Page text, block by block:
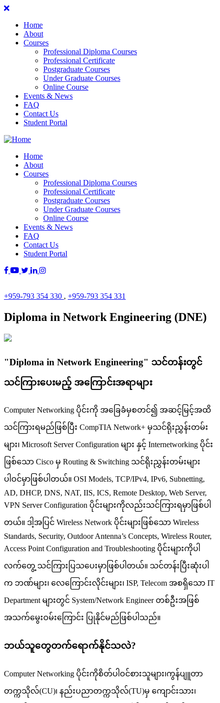
Home
About
Courses
Professional Diploma Courses
Professional Certificate
Postgraduate Courses
Under Graduate Courses
Online Course
Events & News
FAQ
Contact Us
Student Portal
Home
About
Courses
Professional Diploma Courses
Professional Certificate
Postgraduate Courses
Under Graduate Courses
Online Course
Events & News
FAQ
Contact Us
Student Portal
+959-793 354 330 , +959-793 354 331
Diploma in Network Engineering (DNE)
"Diploma in Network Engineering" သင်တန်းတွင်
သင်ကြားပေးမည့် အကြောင်းအရာများ
Computer Networking ပိုင်းကို အခြေခံမှစတင်၍ အဆင့်မြင့်အထိ
သင်ကြားရမည်ဖြစ်ပြီး CompTIA Network+ မှသင်ရိုးညွှန်းတမ်း
များ၊ Microsoft Server Configuration များ နှင့် Internetworking ပိုင်း
ဖြစ်သော Cisco မှ Routing & Switching သင်ရိုးညွှန်းတမ်းများ
ပါဝင်မှာဖြစ်ပါတယ်။ OSI Models, TCP/IPv4, IPv6, Subnetting,
AD, DHCP, DNS, NAT, IIS, ICS, Remote Desktop, Web Server,
VPN Server Configuration ပိုင်းများကိုလည်းသင်ကြားရမှာဖြစ်ပါ
တယ်။ ဒါ့အပြင် Wireless Network ပိုင်းများဖြစ်သော Wireless
Standards, Security, Outdoor Antenna’s Concepts, Wireless Router,
Access Point Configuration and Troubleshooting ပိုင်းများကိုပါ
လက်တွေ့ သင်ကြားပြသပေးမှာဖြစ်ပါတယ်။ သင်တန်းပြီးဆုံးပါ
က ဘဏ်များ၊ လေကြောင်းလိုင်းများ၊ ISP, Telecom အစရှိသော IT
Department များတွင် System/Network Engineer တစ်ဦးအဖြစ်
အသက်မွေးဝမ်းကြောင်း ပြုနိုင်မည်ဖြစ်ပါသည်။
ဘယ်သူတွေတက်ရောက်နိုင်သလဲ?
Computer Networking ပိုင်းကိုစိတ်ပါဝင်စားသူများ၊ကွန်ပျူတာ
တက္ကသိုလ်(CU)၊ နည်းပညာတက္ကသိုလ်(TU)မှ ကျောင်းသား၊